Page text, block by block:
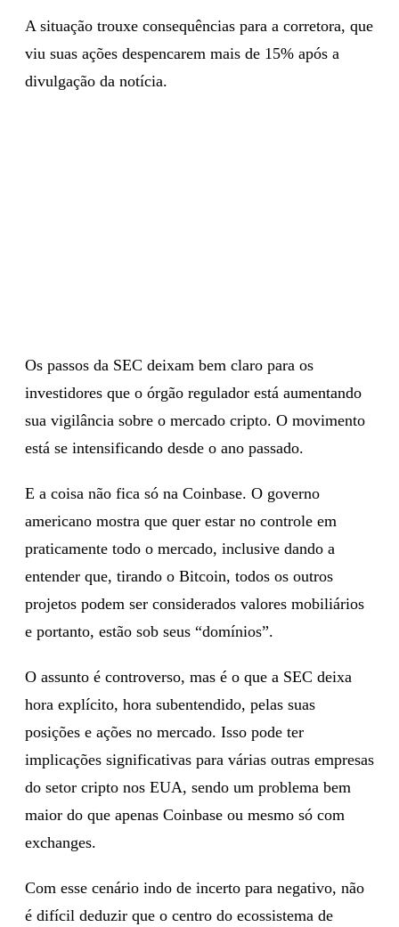
A situação trouxe consequências para a corretora, que
viu suas ações despencarem mais de 15% após a
divulgação da notícia.
Os passos da SEC deixam bem claro para os
investidores que o órgão regulador está aumentando
sua vigilância sobre o mercado cripto. O movimento
está se intensificando desde o ano passado.
E a coisa não fica só na Coinbase. O governo
americano mostra que quer estar no controle em
praticamente todo o mercado, inclusive dando a
entender que, tirando o Bitcoin, todos os outros
projetos podem ser considerados valores mobiliários
e portanto, estão sob seus “domínios”.
O assunto é controverso, mas é o que a SEC deixa
hora explícito, hora subentendido, pelas suas
posições e ações no mercado. Isso pode ter
implicações significativas para várias outras empresas
do setor cripto nos EUA, sendo um problema bem
maior do que apenas Coinbase ou mesmo só com
exchanges.
Com esse cenário indo de incerto para negativo, não
é difícil deduzir que o centro do ecossistema de